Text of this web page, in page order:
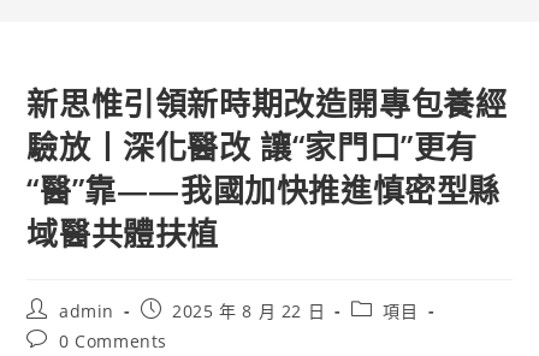
新思惟引領新時期改造開專包養經
驗放丨深化醫改 讓“家門口”更有
“醫”靠——我國加快推進慎密型縣
域醫共體扶植
Post
author:
admin
Post
published:
2025 年 8 月 22 日
Post項目
Post0 Comments